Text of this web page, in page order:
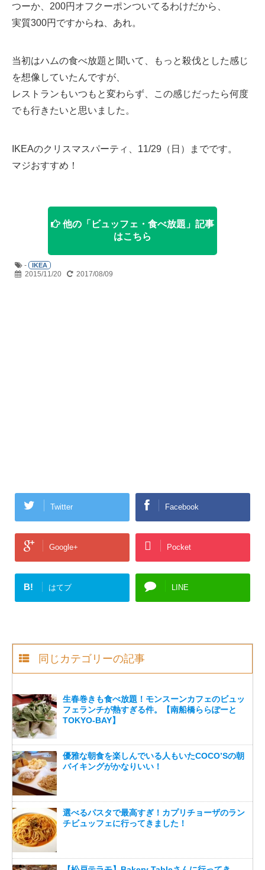
つーか、200円オフクーポンついてるわけだから、
実質300円ですからね、あれ。
当初はハムの食べ放題と聞いて、もっと殺伐とした感じ
を想像していたんですが、
レストランもいつもと変わらず、この感じだったら何度
でも行きたいと思いました。
IKEAのクリスマスパーティ、11/29（日）までです。
マジおすすめ！
他の「ビュッフェ・食べ放題」記事
はこちら
- IKEA
2015/11/20 2017/08/09
Twitter Facebook
Google+ Pocket
B! はてブ LINE
同じカテゴリーの記事
生春巻きも食べ放題！モンスーンカフェのビュッ
フェランチが熱すぎる件。【南船橋ららぽーと
TOKYO-BAY】
優雅な朝食を楽しんでいる人もいたCOCO’Sの朝
バイキングがかなりいい！
選べるパスタで最高すぎ！カプリチョーザのラン
チビュッフェに行ってきました！